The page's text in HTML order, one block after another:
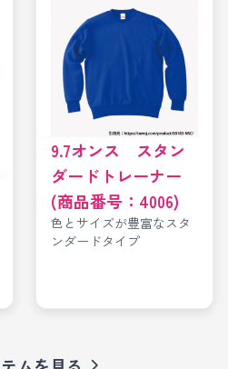
9.7オンス スタン
ダードトレーナー
(商品番号：4006)
色とサイズが豊富なスタ
ンダードタイプ